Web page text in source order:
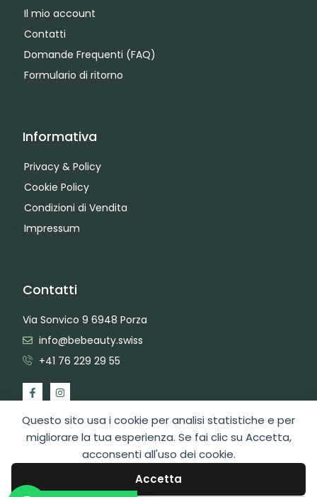
Questo sito usa i cookie per analisi statistiche e per
migliorare la tua esperienza. Se fai clic su Accetta,
acconsenti all'uso dei cookie.
Accetta
Il mio account
Contatti
Domande Frequenti (FAQ)
Formulario di ritorno
Informativa
Privacy & Policy
Cookie Policy
Condizioni di Vendita
Impressum
Contatti
Via Sonvico 9 6948 Porza
info@bebeauty.swiss
+41 76 229 29 55
2026 Copyright BeBeauty Hair Care Diffusion Sagl